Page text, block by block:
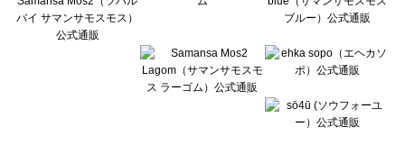
BETTY'S BLUE（べティーズブルー）の一覧
Wpc.（ワールドパーティー）の一覧